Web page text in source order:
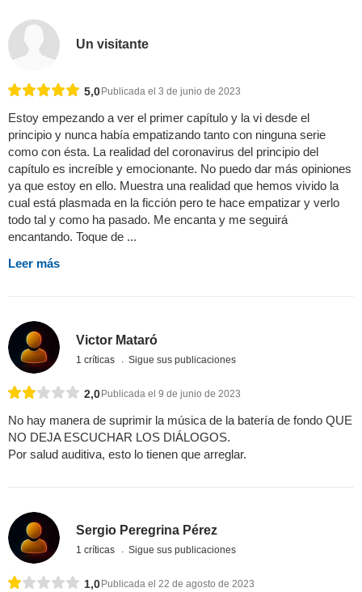
Un visitante
5,0 Publicada el 3 de junio de 2023
Estoy empezando a ver el primer capítulo y la vi desde el
principio y nunca había empatizando tanto con ninguna serie
como con ésta. La realidad del coronavirus del principio del
capítulo es increíble y emocionante. No puedo dar más opiniones
ya que estoy en ello. Muestra una realidad que hemos vivido la
cual está plasmada en la ficción pero te hace empatizar y verlo
todo tal y como ha pasado. Me encanta y me seguirá
encantando. Toque de ...
Leer más
Victor Mataró
1 críticas Sigue sus publicaciones
2,0Publicada el 9 de junio de 2023
No hay manera de suprimir la música de la batería de fondo QUE
NO DEJA ESCUCHAR LOS DIÁLOGOS.
Por salud auditiva, esto lo tienen que arreglar.
Sergio Peregrina Pérez
1 críticas Sigue sus publicaciones
1,0Publicada el 22 de agosto de 2023